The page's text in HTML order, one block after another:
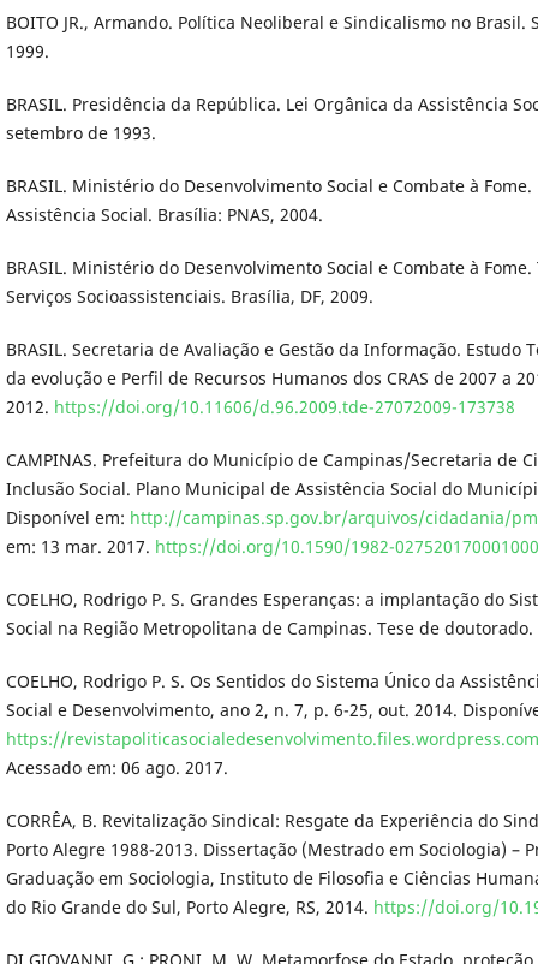
BOITO JR., Armando. Política Neoliberal e Sindicalismo no Brasil.
1999.
BRASIL. Presidência da República. Lei Orgânica da Assistência
setembro de 1993.
BRASIL. Ministério do Desenvolvimento Social e Combate à
Assistência Social. Brasília: PNAS, 2004.
BRASIL. Ministério do Desenvolvimento Social e Combate à
Serviços Socioassistenciais. Brasília, DF, 2009.
BRASIL. Secretaria de Avaliação e Gestão da Informação. Estudo
da evolução e Perfil de Recursos Humanos dos CRAS de 2007 a
2012. https://doi.org/10.11606/d.96.2009.tde-27072009-173738
CAMPINAS. Prefeitura do Município de Campinas/Secretaria de
Inclusão Social. Plano Municipal de Assistência Social do
Disponível em: http://campinas.sp.gov.br/arquivos/cidadania/
em: 13 mar. 2017. https://doi.org/10.1590/1982-
COELHO, Rodrigo P. S. Grandes Esperanças: a implantação do
Social na Região Metropolitana de Campinas. Tese de doutorado.
COELHO, Rodrigo P. S. Os Sentidos do Sistema Único da
Social e Desenvolvimento, ano 2, n. 7, p. 6-25, out. 2014.
https://
Acessado em: 06 ago. 2017.
CORRÊA, B. Revitalização Sindical: Resgate da Experiência do
Porto Alegre 1988-2013. Dissertação (Mestrado em Sociologia) –
Graduação em Sociologia, Instituto de Filosofia e Ciências
do Rio Grande do Sul, Porto Alegre, RS, 2014. https://doi.org/